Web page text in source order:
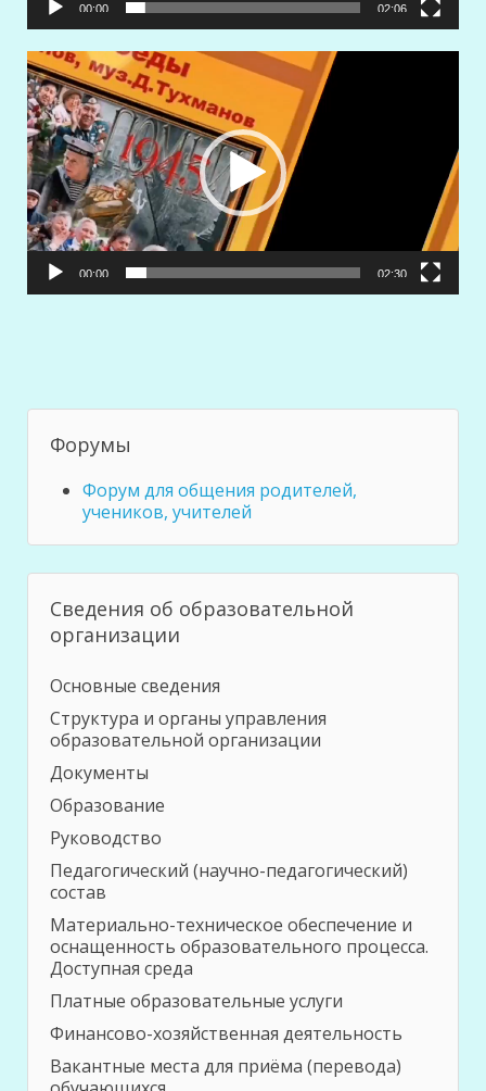
00:00 02:06
Видеоплеер
00:00 02:30
Форумы
Форум для общения родителей,
учеников, учителей
Сведения об образовательной
организации
Основные сведения
Структура и органы управления
образовательной организации
Документы
Образование
Руководство
Педагогический (научно-педагогический)
состав
Материально-техническое обеспечение и
оснащенность образовательного процесса.
Доступная среда
Платные образовательные услуги
Финансово-хозяйственная деятельность
Вакантные места для приёма (перевода)